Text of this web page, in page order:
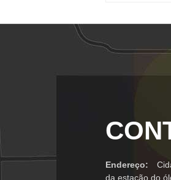
Endereço:
da estação do